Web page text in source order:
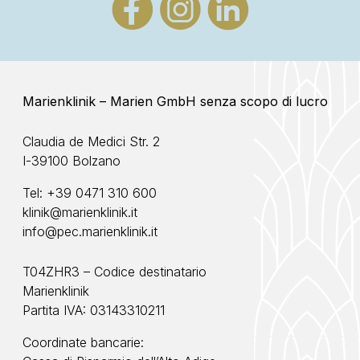
Marienklinik – Marien GmbH senza scopo di lucro
Claudia de Medici Str. 2
I-39100 Bolzano
Tel: +39 0471 310 600
klinik@marienklinik.it
info@pec.marienklinik.it
T04ZHR3 – Codice destinatario
Marienklinik
Partita IVA: 03143310211
Coordinate bancarie: